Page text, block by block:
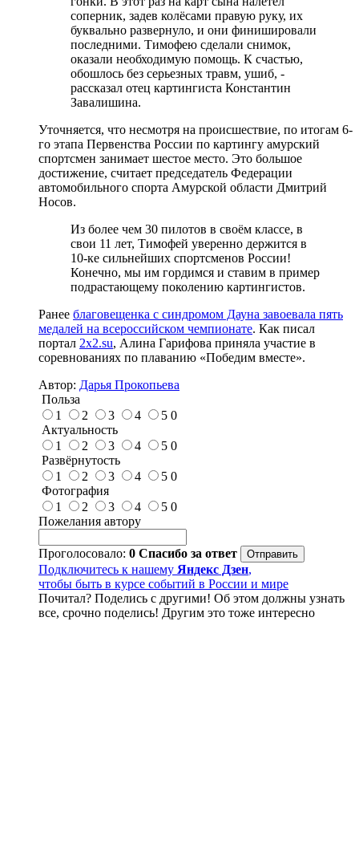
соперник, задев колëсами правую руку, их
буквально развернуло, и они финишировали
последними. Тимофею сделали снимок,
оказали необходимую помощь. К счастью,
обошлось без серьезных травм, ушиб, -
рассказал отец картингиста Константин
Завалишина.
Уточняется, что несмотря на происшествие, по итогам 6-
го этапа Первенства России по картингу амурский
спортсмен занимает шестое место. Это большое
достижение, считает председатель Федерации
автомобильного спорта Амурской области Дмитрий
Носов.
Из более чем 30 пилотов в своëм классе, в
свои 11 лет, Тимофей уверенно держится в
10-ке сильнейших спортсменов России!
Конечно, мы им гордимся и ставим в пример
подрастающему поколению картингистов.
Ранее благовещенка с синдромом Дауна завоевала пять
медалей на всероссийском чемпионате. Как писал
портал 2x2.su, Алина Гарифова приняла участие в
соревнованиях по плаванию «Победим вместе».
Автор: Дарья Прокопьева
Польза
1
2 3 4 5 0
Актуальность
1
2 3 4 5 0
Развёрнутость
1
2 3 4 5 0
Фотография
1
2 3 4 5 0
Пожелания автору
Проголосовало: 0 Спасибо за ответ
Подключитесь к нашему Яндекс Дзен,
чтобы быть в курсе событий в России и мире
Почитал? Поделись с другими! Об этом должны узнать
все, срочно поделись! Другим это тоже интересно